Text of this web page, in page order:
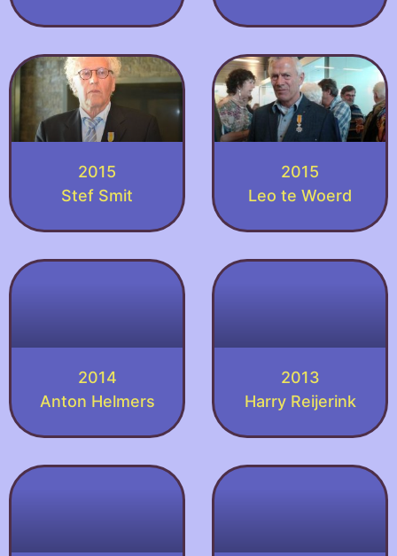
2015
Stef Smit
2015
Leo te Woerd
2014
Anton Helmers
2013
Harry Reijerink